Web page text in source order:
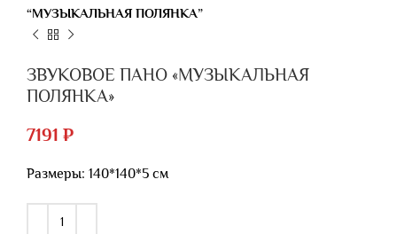
“МУЗЫКАЛЬНАЯ ПОЛЯНКА”
ЗВУКОВОЕ ПАНО «МУЗЫКАЛЬНАЯ
ПОЛЯНКА»
7191 ₽
Размеры: 140*140*5 см